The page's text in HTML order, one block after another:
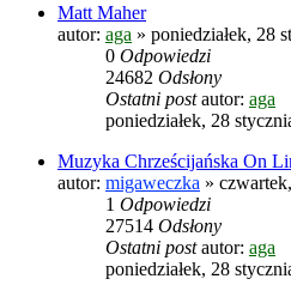
Matt Maher
autor: aga » poniedziałek, 28
0 Odpowiedzi
24682 Odsłony
Ostatni postautor: aga
poniedziałek, 28
Muzyka Chrześcijańska On
autor: migaweczka »
1 Odpowiedzi
27514 Odsłony
Ostatni postautor: aga
poniedziałek, 28